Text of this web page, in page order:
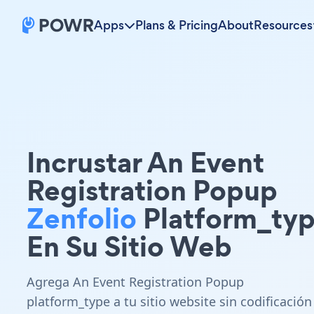
Apps Plans & PricingAboutResources
Incrustar An Event
Registration Popup
Zenfolio
En Su Sitio Web
Agrega An Event Registration Popup
platform_type a tu sitio website sin codificación